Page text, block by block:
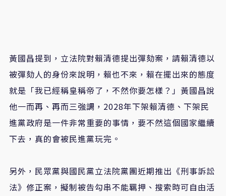
黃國昌提到，立法院對賴清德提出彈劾案，請賴清德以
被彈劾人的身份來說明，賴也不來，賴在擺出來的態度
就是 「我已經稱皇稱帝了，不然你要怎樣？ 」 黃國昌說
他一而再、再而三強調 ， 2028年下架賴清德、下架民
進黨政府是一件非常重要的事情，要不然這個國家繼續
下去，真的會被民進黨玩完。
另外，民眾黨與國民黨立法院黨團近期推出 《刑事訴訟
法》 修正案，擬制被告勾串不能羈押、搜索時可自由活